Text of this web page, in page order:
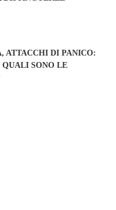
ATTACCHI DI PANICO:
QUALI SONO LE